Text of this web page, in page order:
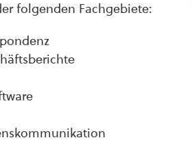
folgenden Fachgebiete: